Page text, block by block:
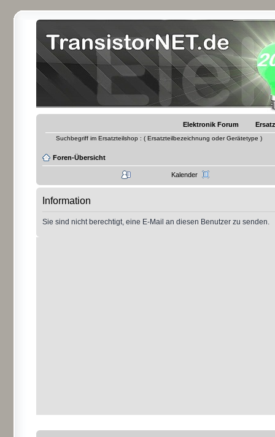
Elektronik Forum
Suchbegriff im Ersatzteilshop : ( Ersatzteilbezeichnung oder Gerätetype )
Foren-Übersicht
Kalender
Information
Sie sind nicht berechtigt, eine E-Mail an diesen Benutzer zu senden.